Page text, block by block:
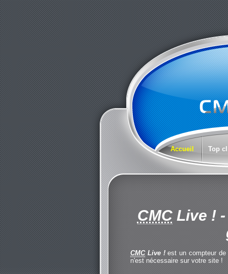
Accueil Top
CMCLive !-
CMCLive !est un compteur de
n'est nécessaire sur votre site !